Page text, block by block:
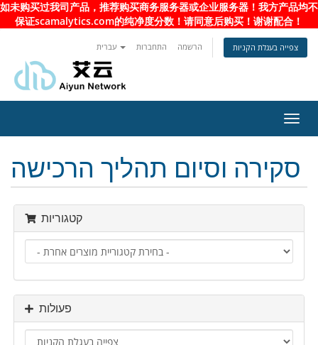
如未购买过我司产品，推荐购买商务服务器或企业服务器！我方产品均不
保证scamalytics.com的纯净度分数！请同意后购买！谢谢配合！
התחברות הרשמה צפייה בעגלת הקניות
ניווט
סקירה וסיום תהליך הרכישה
קטגוריות
פעולות